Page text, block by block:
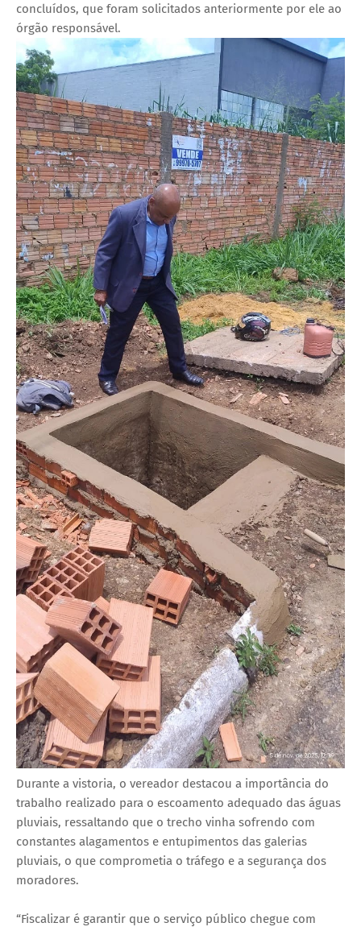
concluídos, que foram solicitados anteriormente por ele ao
órgão responsável.
Durante a vistoria, o vereador destacou a importância do
trabalho realizado para o escoamento adequado das águas
pluviais, ressaltando que o trecho vinha sofrendo com
constantes alagamentos e entupimentos das galerias
pluviais, o que comprometia o tráfego e a segurança dos
moradores.
“Fiscalizar é garantir que o serviço público chegue com